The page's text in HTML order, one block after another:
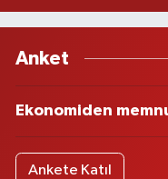
Anket
Ekonomiden
Ankete Katıl